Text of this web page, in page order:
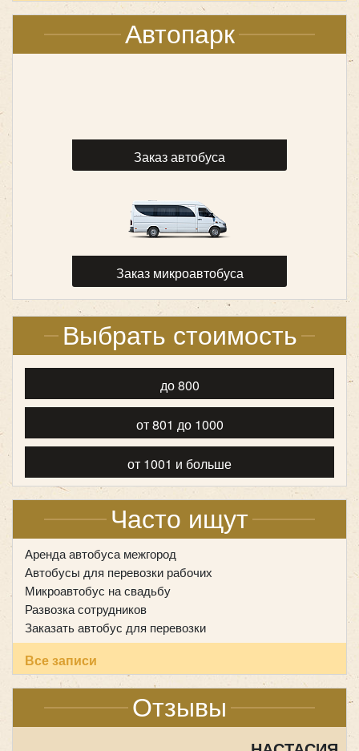
Автопарк
Заказ автобуса
Заказ микроавтобуса
Выбрать стоимость
до 800
от 801 до 1000
от 1001 и больше
Часто ищут
Аренда автобуса межгород
Автобусы для перевозки рабочих
Микроавтобус на свадьбу
Развозка сотрудников
Заказать автобус для перевозки
Все записи
Отзывы
Класс:туристический
Цена от:2800 руб/час
King Long XMQ6129 (53 места)
Количество мест:53
Класс:туристический
Цена от: 2700 руб/час
King Long XMQ6129